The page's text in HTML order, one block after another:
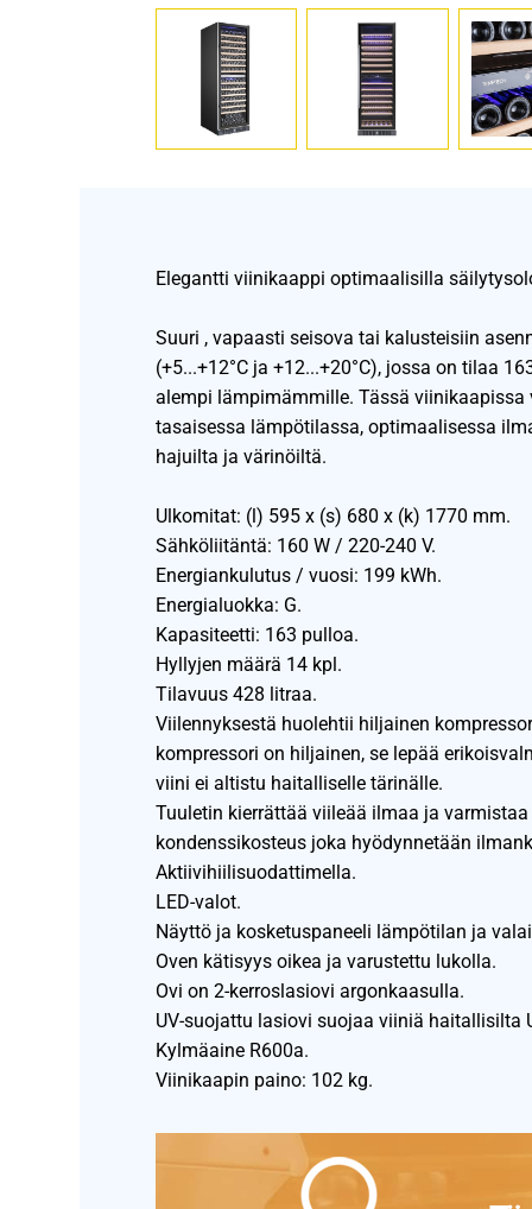
Elegantti viinikaappi optimaalisilla
Suuri , vapaasti seisova tai kalusteisiin
(+5...+12°C ja +12...+20°C), jossa on tilaa
alempi lämpimämmille. Tässä
tasaisessa lämpötilassa, optimaalisessa
hajuilta ja värinöiltä.
Ulkomitat: (l) 595 x (s) 680 x (k) 1770 mm.
Sähköliitäntä: 160 W / 220-240 V.
Energiankulutus / vuosi: 199 kWh.
Energialuokka: G.
Kapasiteetti: 163 pulloa.
Hyllyjen määrä 14 kpl.
Tilavuus 428 litraa.
Viilennyksestä huolehtii hiljainen
kompressori on hiljainen, se lepää
viini ei altistu haitalliselle tärinälle.
Tuuletin kierrättää viileää ilmaa ja
kondenssikosteus joka hyödynnetään
Aktiivihiilisuodattimella.
LED-valot.
Näyttö ja kosketuspaneeli lämpötilan ja
Oven kätisyys oikea ja varustettu lukolla.
Ovi on 2-kerroslasiovi argonkaasulla.
UV-suojattu lasiovi suojaa viiniä haitallisilta
Kylmäaine R600a.
Viinikaapin paino: 102 kg.